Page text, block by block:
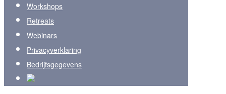
Workshops
Retreats
Webinars
Privacyverklaring
Bedrijfsgegevens